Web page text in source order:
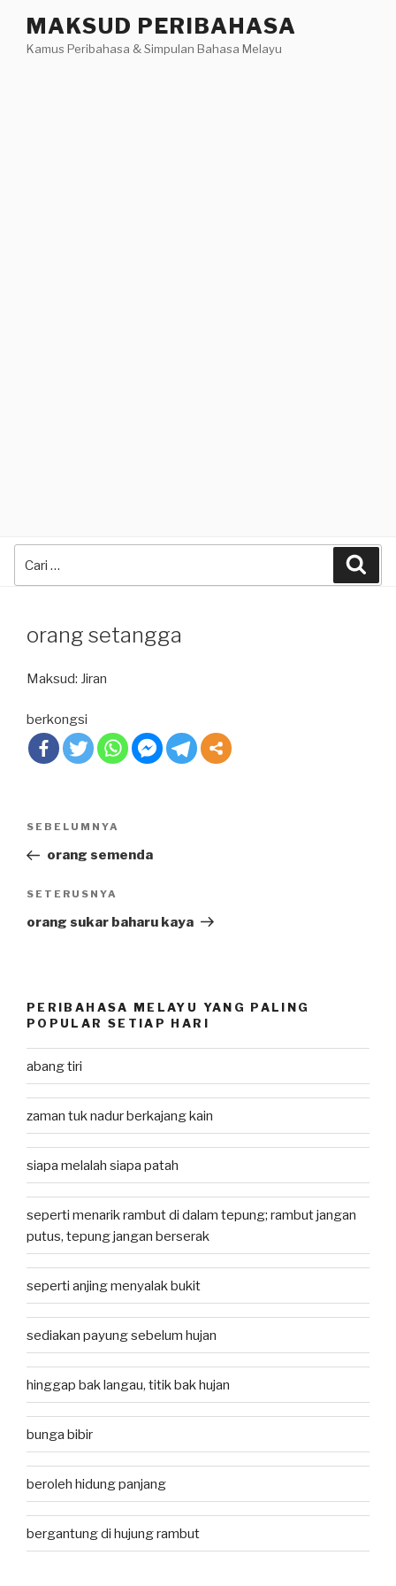
content
MAKSUD PERIBAHASA
Kamus Peribahasa & Simpulan Bahasa Melayu
orang setangga
Maksud: Jiran
berkongsi
Post
Previous
Post
SEBELUMNYA
orang semenda
Next
Post
SETERUSNYA
orang sukar baharu kaya
PERIBAHASA MELAYU YANG PALING
POPULAR SETIAP HARI
abang tiri
zaman tuk nadur berkajang kain
siapa melalah siapa patah
seperti menarik rambut di dalam tepung; rambut jangan
putus, tepung jangan berserak
seperti anjing menyalak bukit
sediakan payung sebelum hujan
hinggap bak langau, titik bak hujan
bunga bibir
beroleh hidung panjang
bergantung di hujung rambut